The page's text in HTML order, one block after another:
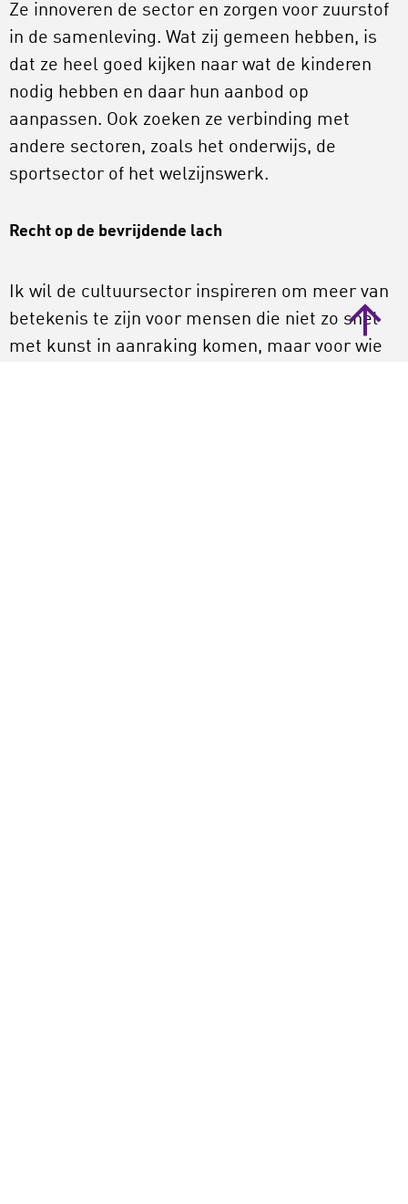
Ze innoveren de sector en zorgen voor zuurstof
in de samenleving. Wat zij gemeen hebben, is
dat ze heel goed kijken naar wat de kinderen
nodig hebben en daar hun aanbod op
aanpassen. Ook zoeken ze verbinding met
andere sectoren, zoals het onderwijs, de
sportsector of het welzijnswerk.
Recht op de bevrijdende lach
Ik wil de cultuursector inspireren om meer van
betekenis te zijn voor mensen die niet zo snel
met kunst in aanraking komen, maar voor wie